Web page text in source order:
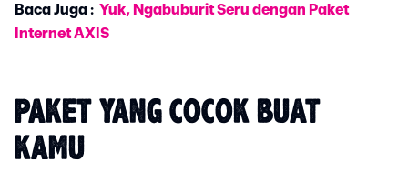
Baca Juga : Yuk, Ngabuburit Seru dengan Paket
Internet AXIS
PAKET YANG COCOK BUAT
KAMU